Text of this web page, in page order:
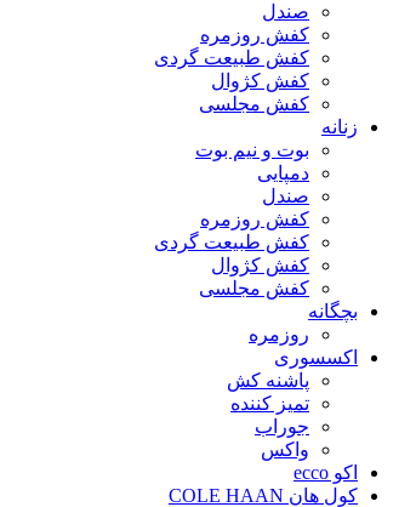
صندل
کفش روزمره
کفش طبیعت گردی
کفش کژوال
کفش مجلسی
زنانه
بوت و نیم بوت
دمپایی
صندل
کفش روزمره
کفش طبیعت گردی
کفش کژوال
کفش مجلسی
بچگانه
روزمره
اکسسوری
پاشنه کش
تمیز کننده
جوراب
واکس
اکو ecco
کول هان COLE HAAN